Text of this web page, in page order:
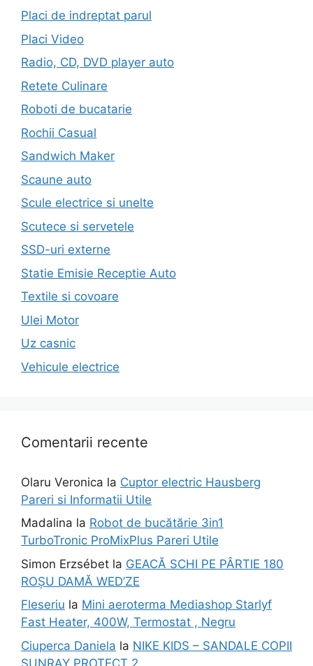
Placi de indreptat parul
Placi Video
Radio, CD, DVD player auto
Retete Culinare
Roboti de bucatarie
Rochii Casual
Sandwich Maker
Scaune auto
Scule electrice si unelte
Scutece si servetele
SSD-uri externe
Statie Emisie Receptie Auto
Textile si covoare
Ulei Motor
Uz casnic
Vehicule electrice
Comentarii recente
Olaru Veronica la Cuptor electric Hausberg
Pareri si Informatii Utile
Madalina la Robot de bucătărie 3in1
TurboTronic ProMixPlus Pareri Utile
Simon Erzsébet la GEACĂ SCHI PE PÂRTIE 180
ROȘU DAMĂ WED’ZE
Fleseriu la Mini aeroterma Mediashop Starlyf
Fast Heater, 400W, Termostat , Negru
Ciuperca Daniela la NIKE KIDS – SANDALE COPII
SUNRAY PROTECT 2